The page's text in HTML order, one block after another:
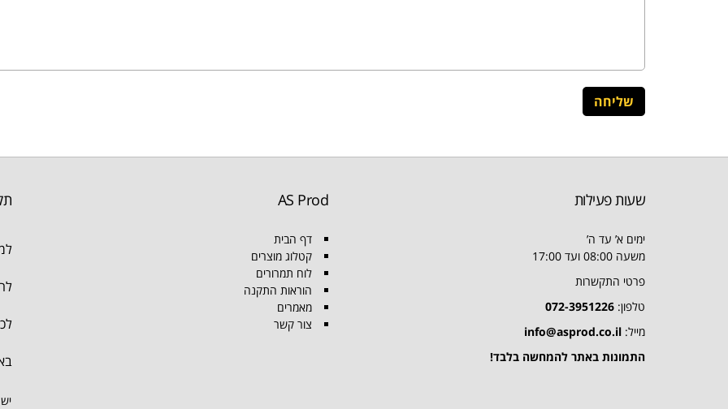
שעות פעילות
ימים א’ עד ה’
משעה 08:00 ועד 17:00
פרטי התקשרות
טלפון: 072-3951226
מייל: info@asprod.co.il
התמונות באתר להמחשה בלבד!
AS Prod
דף הבית
קטלוג מוצרים
לוח תמרורים
הוראות התקנה
מאמרים
צור קשר